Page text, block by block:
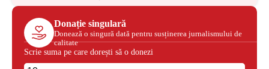
Donație singulară
Donează o singură dată pentru susținerea jurnalismului de
calitate
Scrie suma pe care dorești să o donezi